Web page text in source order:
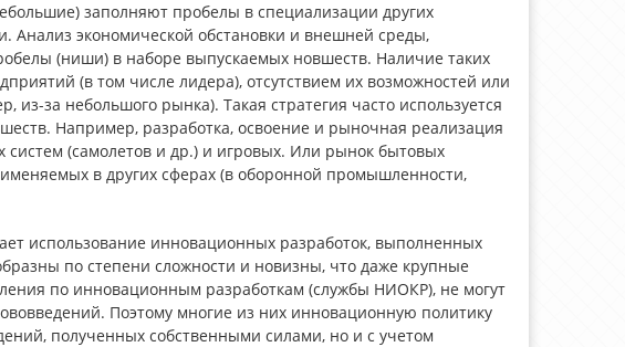
заполняют пробелы в специализации других
экономической обстановки и внешней среды,
(ниши) в наборе выпускаемых новшеств. Наличие таких
(в том числе лидера), отсутствием их возможностей или
за небольшого рынка). Такая стратегия часто используется
Например, разработка, освоение и рыночная реализация
(самолетов и др.) и игровых. Или рынок бытовых
в других сферах (в оборонной промышленности,
использование инновационных разработок, выполненных
по степени сложности и новизны, что даже крупные
по инновационным разработкам (службы НИОКР), не могут
Поэтому многие из них инновационную политику
полученных собственными силами, но и с учетом